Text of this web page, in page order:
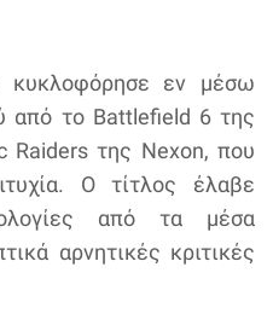
εν μέσω
από το Battlefield 6 της
Raiders της Nexon, που
Ο τίτλος έλαβε
από τα μέσα
αρνητικές κριτικές